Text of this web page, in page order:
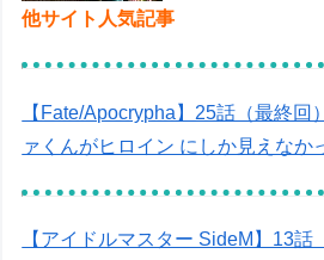
他サイト人気記事
【Fate/Apocrypha】25話（最終回
ァくんがヒロイン にしか見えなか
【アイドルマスター SideM】13話